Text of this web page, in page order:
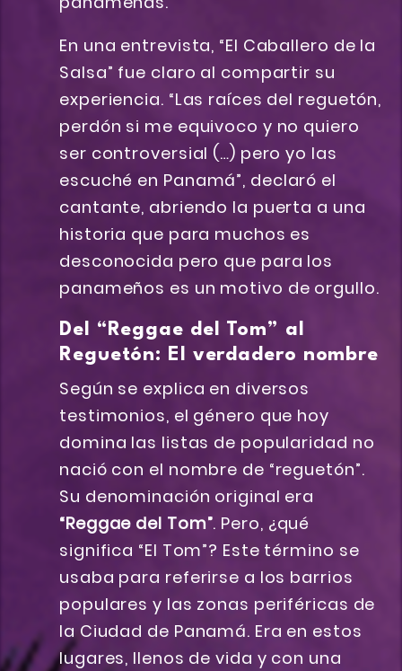
En una entrevista, “El Caballero de la
Salsa” fue claro al compartir su
experiencia. “Las raíces del reguetón,
perdón si me equivoco y no quiero
ser controversial (…) pero yo las
escuché en Panamá”, declaró el
cantante, abriendo la puerta a una
historia que para muchos es
desconocida pero que para los
panameños es un motivo de orgullo.
Del “Reggae del Tom” al
Reguetón: El verdadero nombre
Según se explica en diversos
testimonios, el género que hoy
domina las listas de popularidad no
nació con el nombre de “reguetón”.
Su denominación original era
“Reggae del Tom”. Pero, ¿qué
significa “El Tom”? Este término se
usaba para referirse a los barrios
populares y las zonas periféricas de
la Ciudad de Panamá. Era en estos
lugares, llenos de vida y con una